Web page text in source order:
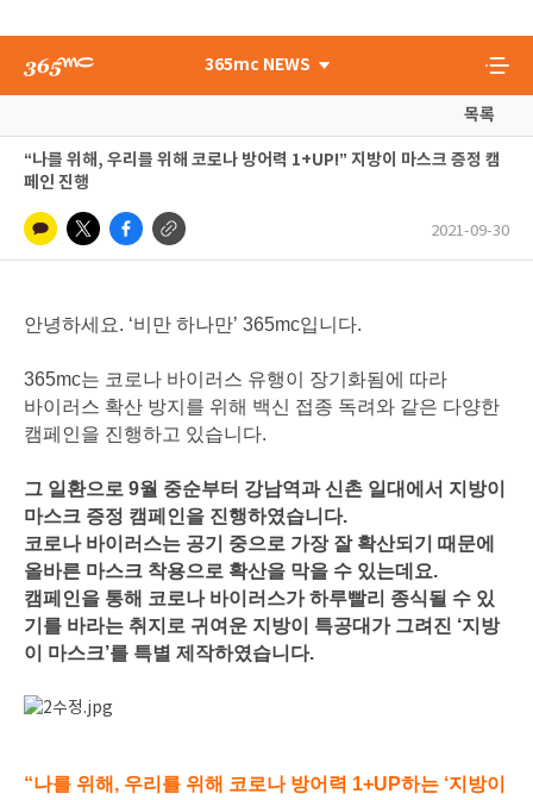
365mc NEWS
목록
“나를 위해, 우리를 위해 코로나 방어력 1+UP!” 지방이 마스크 증정 캠
페인 진행
2021-09-30
안녕하세요. ‘비만 하나만’ 365mc입니다.
365mc는 코로나 바이러스 유행이 장기화됨에 따라
바이러스 확산 방지를 위해 백신 접종 독려와 같은 다양한
캠페인을 진행하고 있습니다.
그 일환으로 9월 중순부터 강남역과 신촌 일대에서 지방이
마스크 증정 캠페인을 진행하였습니다.
코로나 바이러스는 공기 중으로 가장 잘 확산되기 때문에
올바른 마스크 착용으로 확산을 막을 수 있는데요.
캠페인을 통해 코로나 바이러스가 하루빨리 종식될 수 있
기를 바라는 취지로 귀여운 지방이 특공대가 그려진 ‘지방
이 마스크’를 특별 제작하였습니다.
“나를 위해, 우리를 위해 코로나 방어력 1+UP하는 ‘지방이